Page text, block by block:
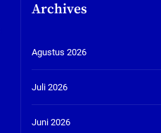
Archives
Agustus 2026
Juli 2026
Juni 2026